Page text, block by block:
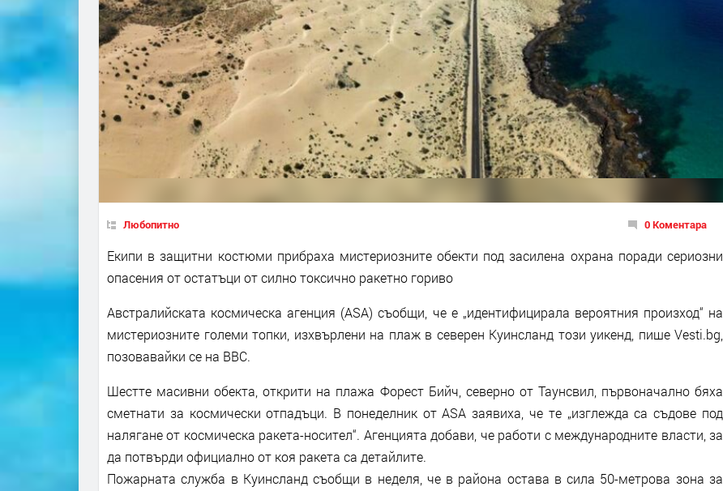
Любопитно 0 Коментара
Екипи в защитни костюми прибраха мистериозните обекти под засилена охрана поради сериозни
опасения от остатъци от силно токсично ракетно гориво
Австралийската космическа агенция (ASA) съобщи, че е „идентифицирала вероятния произход“ на
мистериозните големи топки, изхвърлени на плаж в северен Куинсланд този уикенд, пише Vesti.bg,
позовавайки се на BBC.
Шестте масивни обекта, открити на плажа Форест Бийч, северно от Таунсвил, първоначално бяха
сметнати за космически отпадъци. В понеделник от ASA заявиха, че те „изглежда са съдове под
налягане от космическа ракета-носител“. Агенцията добави, че работи с международните власти, за
да потвърди официално от коя ракета са детайлите.
Пожарната служба в Куинсланд съобщи в неделя, че в района остава в сила 50-метрова зона за